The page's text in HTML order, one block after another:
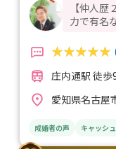
【仲人
力で有名
庄内通駅 徒歩
愛知県名古屋
成婚者の声 キャッシ